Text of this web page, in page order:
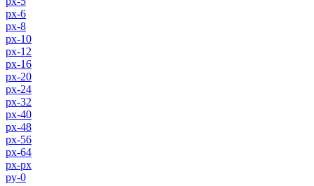
px-6
px-8
px-10
px-12
px-16
px-20
px-24
px-32
px-40
px-48
px-56
px-64
px-px
py-0